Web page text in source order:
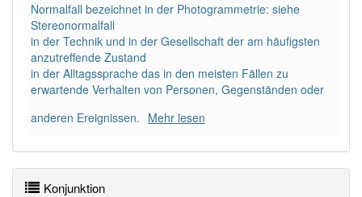
Häufigkeit: 4 von 10
Wörter mit Endung-normalfall: 1
Wörter mit Endung -normalfallaber mit einem
anderen Artikel
98% unserer Spielapp-Nutzer haben den Artikel
korrekt erraten.
Normalfall bezeichnet in der Photogrammetrie: siehe
Stereonormalfall
in der Technik und in der Gesellschaft der am häufigsten
anzutreffende Zustand
in der Alltagssprache das in den meisten Fällen zu
erwartende Verhalten von Personen, Gegenständen oder
anderen Ereignissen. Mehr lesen
Konjunktion